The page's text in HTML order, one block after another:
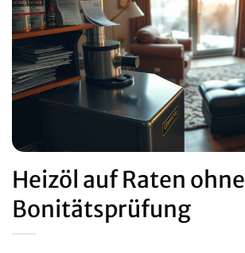
Heizöl auf Raten ohne
Bonitätsprüfung